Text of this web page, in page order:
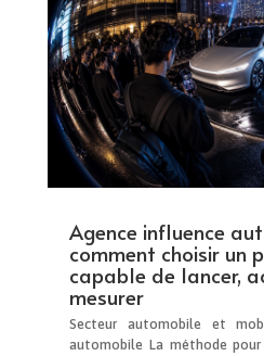
Agence influence
comment choisir un
capable de lancer,
mesurer
Secteur automobile et
automobile La méthode pour